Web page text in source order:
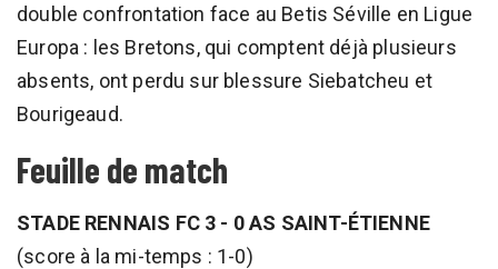
double confrontation face au Betis Séville en Ligue
Europa : les Bretons, qui comptent déjà plusieurs
absents, ont perdu sur blessure Siebatcheu et
Bourigeaud.
Feuille de match
STADE RENNAIS FC 3 - 0 AS SAINT-ÉTIENNE
(score à la mi-temps : 1-0)